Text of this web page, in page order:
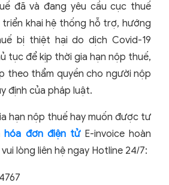
đã và đang yêu cầu cục thuế
khai hệ thống hỗ trợ, hướng
bị thiệt hại do dịch Covid-19
tục để kịp thời gia hạn nộp thuế,
theo thẩm quyền cho người nộp
định của pháp luật.
hạn nộp thuế hay muốn được tư
hóa đơn điện tửE-invoice hoàn
lòng liên hệ ngay Hotline 24/7: